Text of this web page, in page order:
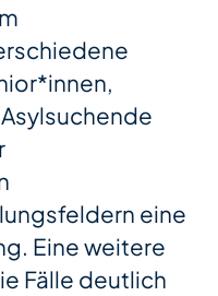
eine
Eine weitere
Fälle deutlich